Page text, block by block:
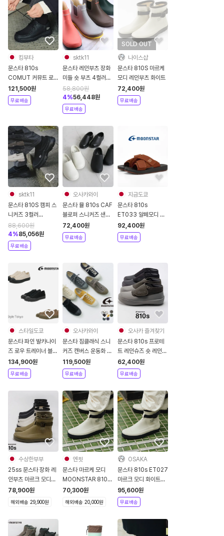
킹부타
문스타 810s
COMUT 커뮤트 로퍼
모카신 티롤리안 슈즈
ET036 블랙
121,500원
무료배송
sktk11
문스타 레인부츠 장화
미들 숏 부츠 4컬러
MS RLS02
58,800원
4%56,448원
무료배송
SOLD OUT
나이스샵
문스타 810S 마르케
모디 레인부츠 화이트
72,400원
무료배송
sktk11
문스타 810S 캠피 스
니커즈 3컬러
ET040
88,600원
4%85,056원
무료배송
오사카와이
문스타 뮬 810s CAF
블로퍼 스니커즈 샌들
Moonstar 810s
ET004
72,400원
무료배송
지금도쿄
문스타 810s
ET033 알페모디 브
릭 브라운 슬리퍼
92,400원
무료배송
스타일도쿄
문스타 파인 발카나이
즈 로우 트레이너 블랙
내추럴 카키 3컬러
LOWTRAINER
134,900원
무료배송
오사카와이
문스타 짐클래식 스니
커즈 캔버스 운동화 일
본직구 남녀공용 8컬
러
119,500원
무료배송
오사카 즐겨찾기
문스타 810s 프로테
트 레인슈즈 숏 레인부
츠 ET028 [레인부츠
대전]
62,400원
무료배송
수상한부부
25ss 문스타 장화 레
인부츠 마르크 모디
Moonstar 810s
ET027 MARKE
78,900원
해외배송 29,900원
엔핏
문스타 마르케 모디
MOONSTAR 810
MARKE MODI
-290mm 화이트 블
70,300원
해외배송 20,000원
OSAKA
문스타 810s ET027
마르크 모디 화이트
ET027-WHITE
95,600원
무료배송